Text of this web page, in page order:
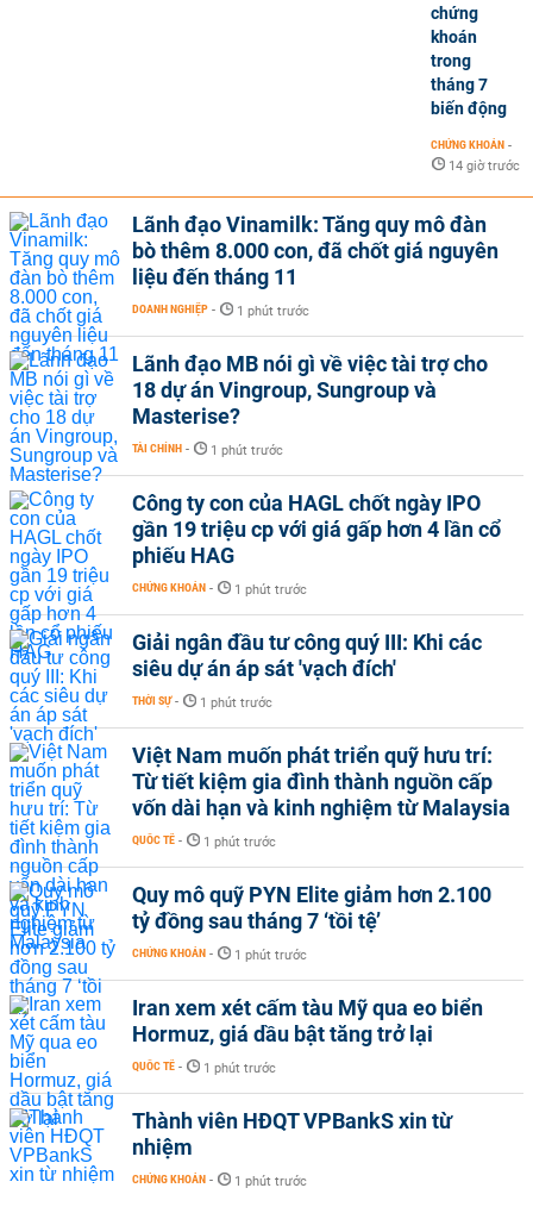
chứng
khoán
trong
tháng 7
biến động
CHỨNG KHOÁN -
14 giờ trước
Lãnh đạo Vinamilk: Tăng quy mô đàn
bò thêm 8.000 con, đã chốt giá nguyên
liệu đến tháng 11
DOANH NGHIỆP - 1 phút trước
Lãnh đạo MB nói gì về việc tài trợ cho
18 dự án Vingroup, Sungroup và
Masterise?
TÀI CHÍNH - 1 phút trước
Công ty con của HAGL chốt ngày IPO
gần 19 triệu cp với giá gấp hơn 4 lần cổ
phiếu HAG
CHỨNG KHOÁN - 1 phút trước
Giải ngân đầu tư công quý III: Khi các
siêu dự án áp sát 'vạch đích'
THỜI SỰ - 1 phút trước
Việt Nam muốn phát triển quỹ hưu trí:
Từ tiết kiệm gia đình thành nguồn cấp
vốn dài hạn và kinh nghiệm từ Malaysia
QUỐC TẾ - 1 phút trước
Quy mô quỹ PYN Elite giảm hơn 2.100
tỷ đồng sau tháng 7 ‘tồi tệ’
CHỨNG KHOÁN - 1 phút trước
Iran xem xét cấm tàu Mỹ qua eo biển
Hormuz, giá dầu bật tăng trở lại
QUỐC TẾ - 1 phút trước
Thành viên HĐQT VPBankS xin từ
nhiệm
CHỨNG KHOÁN - 1 phút trước